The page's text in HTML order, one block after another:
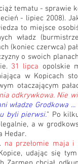
tematu - sprawie
- lipiec 2008).
to miejsce
władz
(koniec czerwca)
o swoich
31 lipca opolskie
w Kopicach
otaczającym
odkrywkowa. Nie
władze Grodkowa
byli pierwsi.” Po
a w
Hedar.
na przełomie maja i
udając się